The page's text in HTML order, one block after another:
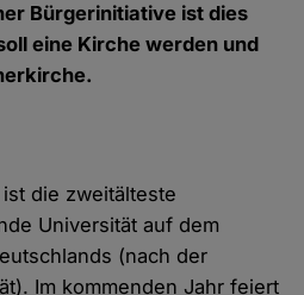
Bürgerinitiative ist dies
eine Kirche werden und
ist die zweitälteste
Universität auf dem
(nach der
Im kommenden Jahr feiert